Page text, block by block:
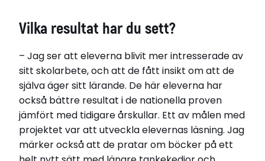
Vilka resultat har du sett?
– Jag ser att eleverna blivit mer intresserade av
sitt skolarbete, och att de fått insikt om att de
själva äger sitt lärande. De här eleverna har
också bättre resultat i de nationella proven
jämfört med tidigare årskullar. Ett av målen med
projektet var att utveckla elevernas läsning. Jag
märker också att de pratar om böcker på ett